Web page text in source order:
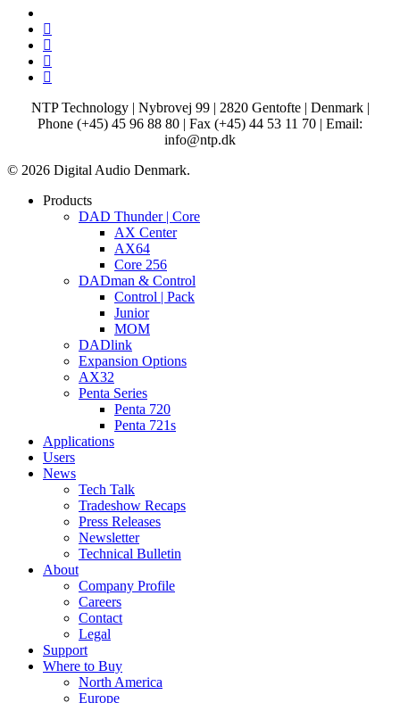
twitter
facebook
linkedin
youtube
instagram
NTP Technology | Nybrovej 99 | 2820 Gentofte | Denmark |
Phone (+45) 45 96 88 80 | Fax (+45) 44 53 11 70 | Email:
info@ntp.dk
© 2026 Digital Audio Denmark.
Close
Products
DAD Thunder | Core
AX Center
AX64
Core 256
DADman & Control
Control | Pack
Junior
MOM
DADlink
Expansion Options
AX32
Penta Series
Penta 720
Penta 721s
Applications
Users
News
Tech Talk
Tradeshow Recaps
Press Releases
Newsletter
Technical Bulletin
About
Company Profile
Careers
Contact
Legal
Support
Where to Buy
North America
Europe